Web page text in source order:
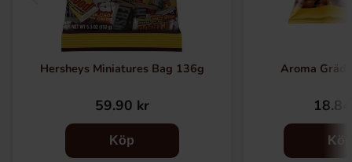
Hersheys Miniatures Bag 136g
59.90 kr
Köp
Aroma
Köp